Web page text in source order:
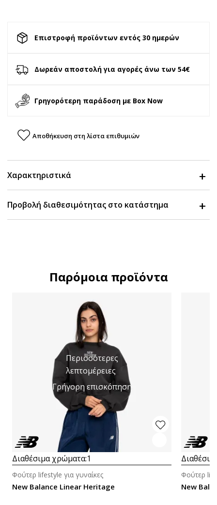
Επιστροφή προϊόντων εντός 30 ημερών
Δωρεάν αποστολή για αγορές άνω των 54€
Γρηγορότερη παράδοση με Box Now
Αποθήκευση στη λίστα επιθυμιών
Χαρακτηριστικά
Προβολή διαθεσιμότητας στο κατάστημα
Παρόμοια προϊόντα
Περισσότερες
λεπτομέρειες
Γρήγορη επισκόπηση
Διαθέσιμα χρώματα:1
New Balance Linear Heritage
Φούτερ lifestyle για γυναίκες
New
Φούτερ